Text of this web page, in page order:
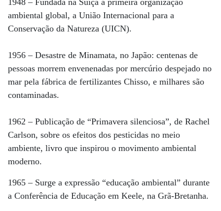
1948 – Fundada na Suíça a primeira organização
ambiental global, a União Internacional para a
Conservação da Natureza (UICN).
1956 – Desastre de Minamata, no Japão: centenas de
pessoas morrem envenenadas por mercúrio despejado no
mar pela fábrica de fertilizantes Chisso, e milhares são
contaminadas.
1962 – Publicação de “Primavera silenciosa”, de Rachel
Carlson, sobre os efeitos dos pesticidas no meio
ambiente, livro que inspirou o movimento ambiental
moderno.
1965 – Surge a expressão “educação ambiental” durante
a Conferência de Educação em Keele, na Grã-Bretanha.